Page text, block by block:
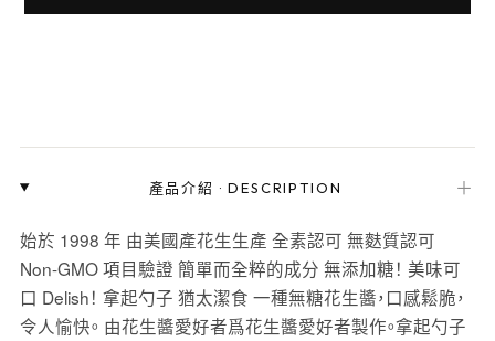
產品介紹 ·DESCRIPTION ＋
始於 1998 年 由美國產花生生產 全素認可 無麩質認可
Non-GMO 項目驗證 簡單而全粹的成分 無添加糖！ 美味可
口 Delish！ 拿起勺子 猶太潔食 一種無糖花生醬，口感鬆脆，
令人愉快。 由花生醬愛好者爲花生醬愛好者製作。拿起勺子